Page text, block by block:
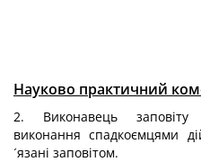
Науково практичний
2. Виконавець заповіту
виконання спадкоємцями
´язані заповітом.